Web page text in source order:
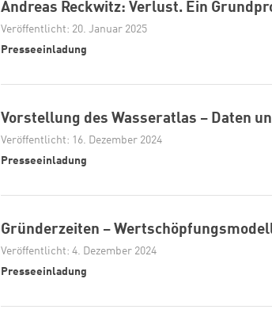
Andreas Reckwitz: Verlust. Ein
Veröffentlicht: 20. Januar 2025
Presseeinladung
Vorstellung des Wasseratlas – Daten
Veröffentlicht: 16. Dezember 2024
Presseeinladung
Gründerzeiten –
Veröffentlicht: 4. Dezember 2024
Presseeinladung